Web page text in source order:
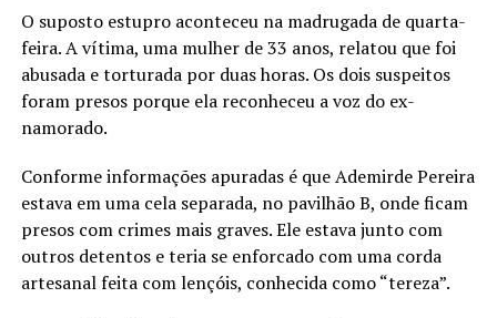
O suposto estupro aconteceu na madrugada de quarta-
feira. A vítima, uma mulher de 33 anos, relatou que foi
abusada e torturada por duas horas. Os dois suspeitos
foram presos porque ela reconheceu a voz do ex-
namorado.
Conforme informações apuradas é que Ademirde Pereira
estava em uma cela separada, no pavilhão B, onde ficam
presos com crimes mais graves. Ele estava junto com
outros detentos e teria se enforcado com uma corda
artesanal feita com lençóis, conhecida como “tereza”.